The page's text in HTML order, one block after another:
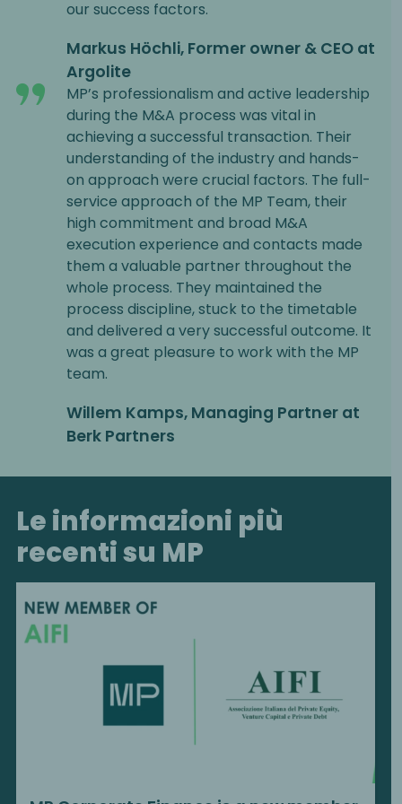
our success factors.
Markus Höchli, Former owner & CEO at
Argolite
MP’s professionalism and active leadership
during the M&A process was vital in
achieving a successful transaction. Their
understanding of the industry and hands-
on approach were crucial factors. The full-
service approach of the MP Team, their
high commitment and broad M&A
execution experience and contacts made
them a valuable partner throughout the
whole process. They maintained the
process discipline, stuck to the timetable
and delivered a very successful outcome. It
was a great pleasure to work with the MP
team.
Willem Kamps, Managing Partner at
Berk Partners
Le informazioni più
recenti su MP